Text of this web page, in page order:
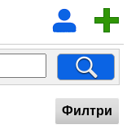
Филтри